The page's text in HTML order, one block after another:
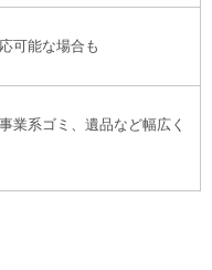
可能な場合も
業系ゴミ、遺品など幅広く